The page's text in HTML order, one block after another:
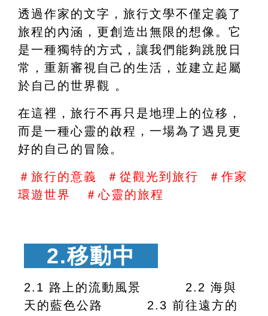
透過作家的文字，旅行文學不僅定義了
旅程的內涵，更創造出無限的想像。它
是一種獨特的方式，讓我們能夠跳脫日
常，重新審視自己的生活，並建立起屬
於自己的世界觀 。
在這裡，旅行不再只是地理上的位移，
而是一種心靈的啟程，一場為了遇見更
好的自己的冒險。
＃旅行的意義  ＃從觀光到旅行  ＃作家
環遊世界   ＃心靈的旅程
2.移動中
2.1 路上的流動風景 　　　2.2 海與
天的藍色公路 　　　2.3 前往遠方的